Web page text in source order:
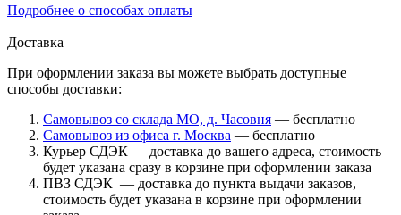
Подробнее о способах оплаты
Доставка
При оформлении заказа вы можете выбрать доступные
способы доставки:
Самовывоз со склада МО, д. Часовня — бесплатно
Самовывоз из офиса г. Москва — бесплатно
Курьер СДЭК — доставка до вашего адреса, стоимость
будет указана сразу в корзине при оформлении заказа
ПВЗ СДЭК — доставка до пункта выдачи заказов,
стоимость будет указана в корзине при оформлении